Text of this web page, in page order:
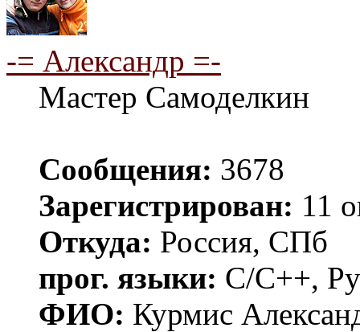
-= Александр =-
Мастер Самоделкин
Сообщения: 3678
Зарегистрирован: 11
Откуда: Россия, СПб
прог. языки: C/C++,
ФИО: Курмис